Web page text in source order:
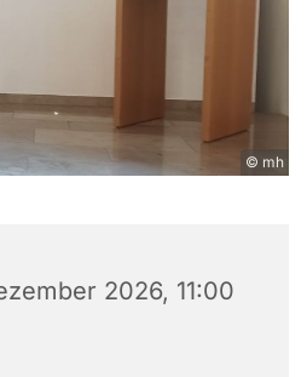
© mh
2026, 11:00